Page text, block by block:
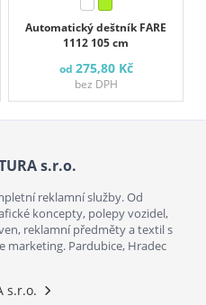
Automatický deštník FARE
1112 105 cm
od 275,80 Kč
bez DPH
s.r.o.
reklamní služby. Od
koncepty, polepy vozidel,
reklamní předměty a textil s
marketing. Pardubice, Hradec
s.r.o.